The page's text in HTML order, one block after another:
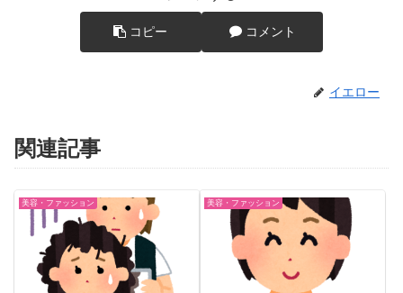
コピー コメント
イエロー
関連記事
美容・ファッション 美容・ファッション